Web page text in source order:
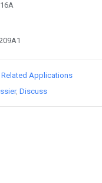
Related Applications
Discuss